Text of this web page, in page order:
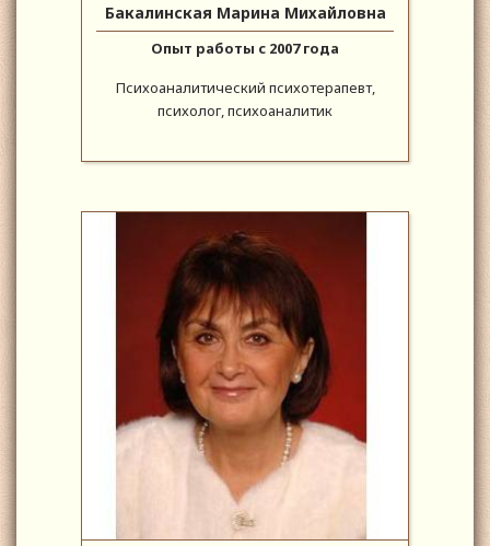
Бакалинская Марина Михайловна
Опыт работы с 2007 года
Психоаналитический психотерапевт,
психолог, психоаналитик